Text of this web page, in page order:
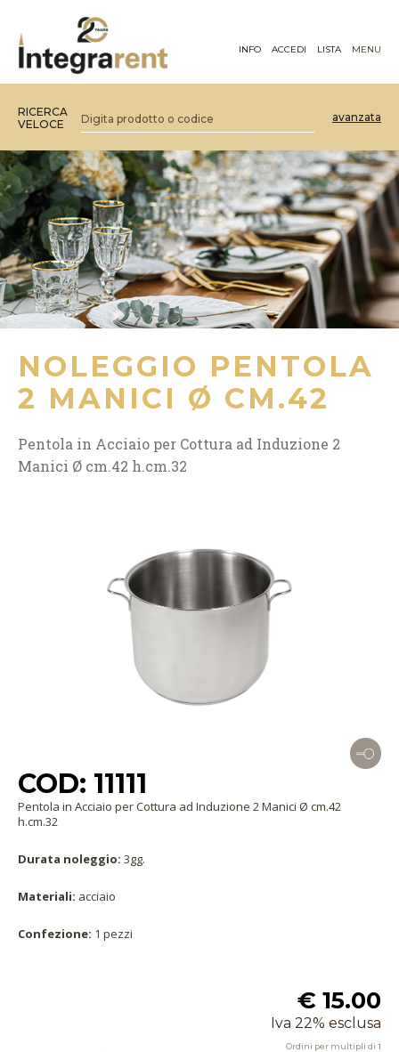
INFO ACCEDI LISTA MENU
RICERCA
VELOCE
avanzata
NOLEGGIO PENTOLA
2 MANICI Ø CM.42
Pentola in Acciaio per Cottura ad Induzione 2
Manici Ø cm.42 h.cm.32
COD: 11111
Pentola in Acciaio per Cottura ad Induzione 2 Manici Ø cm.42
h.cm.32
Durata noleggio: 3gg.
Materiali: acciaio
Confezione: 1 pezzi
€ 15.00
Iva 22% esclusa
Ordini per multipli di 1